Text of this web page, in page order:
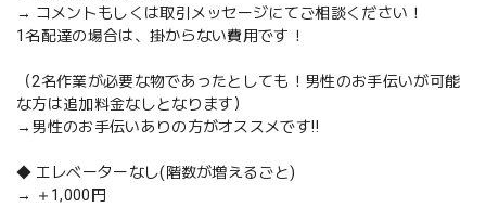
→ コメントもしくは取引メッセージにてご相談ください！
1名配達の場合は、掛からない費用です！
（2名作業が必要な物であったとしても！男性のお手伝いが可能
な方は追加料金なしとなります）
→男性のお手伝いありの方がオススメです‼️
◆ エレベーターなし(階数が増えるごと)
→ ＋1,000円